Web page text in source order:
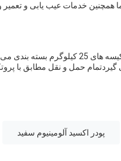
خدمات عیب یابی و تعمیر
حمل و نقل مطابق با
پودر اکسید آلومینیوم سفید